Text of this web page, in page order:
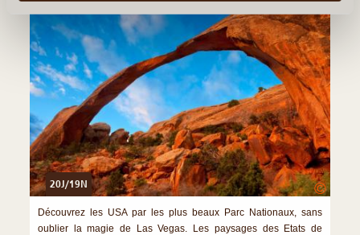
20J/19N ©
Découvrez les USA par les plus beaux Parc Nationaux, sans
oublier la magie de Las Vegas. Les paysages des Etats de